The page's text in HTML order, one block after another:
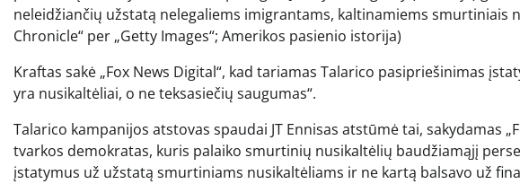
neleidžiančių užstatą nelegaliems imigrantams, kaltinamiems smurtiniais
Chronicle“ per „Getty Images“; Amerikos pasienio istorija)
Kraftas sakė „Fox News Digital“, kad tariamas Talarico pasipriešinimas
yra nusikaltėliai, o ne teksasiečių saugumas“.
Talarico kampanijos atstovas spaudai JT Ennisas atstūmė tai, sakydamas
tvarkos demokratas, kuris palaiko smurtinių nusikaltėlių baudžiamąjį
įstatymus už užstatą smurtiniams nusikaltėliams ir ne kartą balsavo už